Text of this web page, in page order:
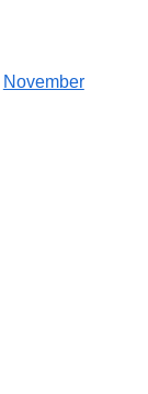
November